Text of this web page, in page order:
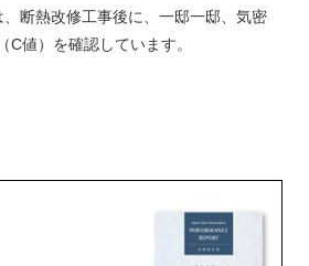
断熱改修工事後に、一邸一邸、気密
C値）を確認しています。